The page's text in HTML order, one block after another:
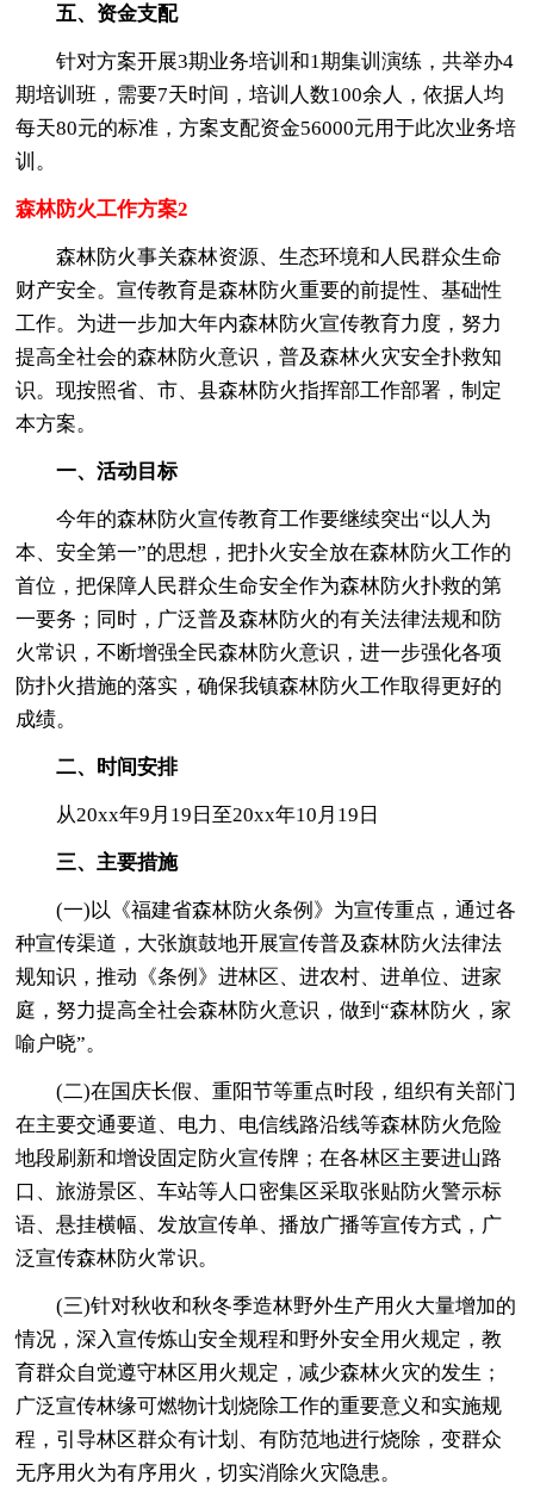
五、资金支配
针对方案开展3期业务培训和1期集训演练，共举办4
期培训班，需要7天时间，培训人数100余人，依据人均
每天80元的标准，方案支配资金56000元用于此次业务培
训。
森林防火工作方案2
森林防火事关森林资源、生态环境和人民群众生命
财产安全。宣传教育是森林防火重要的前提性、基础性
工作。为进一步加大年内森林防火宣传教育力度，努力
提高全社会的森林防火意识，普及森林火灾安全扑救知
识。现按照省、市、县森林防火指挥部工作部署，制定
本方案。
一、活动目标
今年的森林防火宣传教育工作要继续突出“以人为
本、安全第一”的思想，把扑火安全放在森林防火工作的
首位，把保障人民群众生命安全作为森林防火扑救的第
一要务；同时，广泛普及森林防火的有关法律法规和防
火常识，不断增强全民森林防火意识，进一步强化各项
防扑火措施的落实，确保我镇森林防火工作取得更好的
成绩。
二、时间安排
从20xx年9月19日至20xx年10月19日
三、主要措施
(一)以《福建省森林防火条例》为宣传重点，通过各
种宣传渠道，大张旗鼓地开展宣传普及森林防火法律法
规知识，推动《条例》进林区、进农村、进单位、进家
庭，努力提高全社会森林防火意识，做到“森林防火，家
喻户晓”。
(二)在国庆长假、重阳节等重点时段，组织有关部门
在主要交通要道、电力、电信线路沿线等森林防火危险
地段刷新和增设固定防火宣传牌；在各林区主要进山路
口、旅游景区、车站等人口密集区采取张贴防火警示标
语、悬挂横幅、发放宣传单、播放广播等宣传方式，广
泛宣传森林防火常识。
(三)针对秋收和秋冬季造林野外生产用火大量增加的
情况，深入宣传炼山安全规程和野外安全用火规定，教
育群众自觉遵守林区用火规定，减少森林火灾的发生；
广泛宣传林缘可燃物计划烧除工作的重要意义和实施规
程，引导林区群众有计划、有防范地进行烧除，变群众
无序用火为有序用火，切实消除火灾隐患。